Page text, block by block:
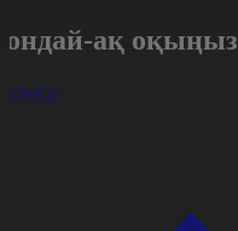
ақ оқыңыз